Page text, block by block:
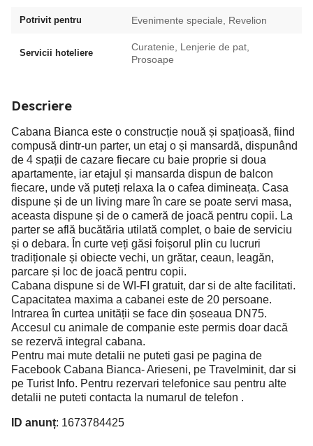
Potrivit pentru Evenimente speciale, Revelion
Servicii hoteliere
Curatenie, Lenjerie de pat,
Prosoape
Descriere
Cabana Bianca este o construcție nouă și spațioasă, fiind
compusă dintr-un parter, un etaj o și mansardă, dispunând
de 4 spații de cazare fiecare cu baie proprie si doua
apartamente, iar etajul și mansarda dispun de balcon
fiecare, unde vă puteți relaxa la o cafea dimineața. Casa
dispune și de un living mare în care se poate servi masa,
aceasta dispune și de o cameră de joacă pentru copii. La
parter se află bucătăria utilată complet, o baie de serviciu
și o debara. În curte veți găsi foișorul plin cu lucruri
tradiționale și obiecte vechi, un grătar, ceaun, leagăn,
parcare și loc de joacă pentru copii.
Cabana dispune si de WI-FI gratuit, dar si de alte facilitati.
Capacitatea maxima a cabanei este de 20 persoane.
Intrarea în curtea unității se face din șoseaua DN75.
Accesul cu animale de companie este permis doar dacă
se rezervă integral cabana.
Pentru mai mute detalii ne puteti gasi pe pagina de
Facebook Cabana Bianca- Arieseni, pe Travelminit, dar si
pe Turist Info. Pentru rezervari telefonice sau pentru alte
detalii ne puteti contacta la numarul de telefon .
ID anunț: 1673784425